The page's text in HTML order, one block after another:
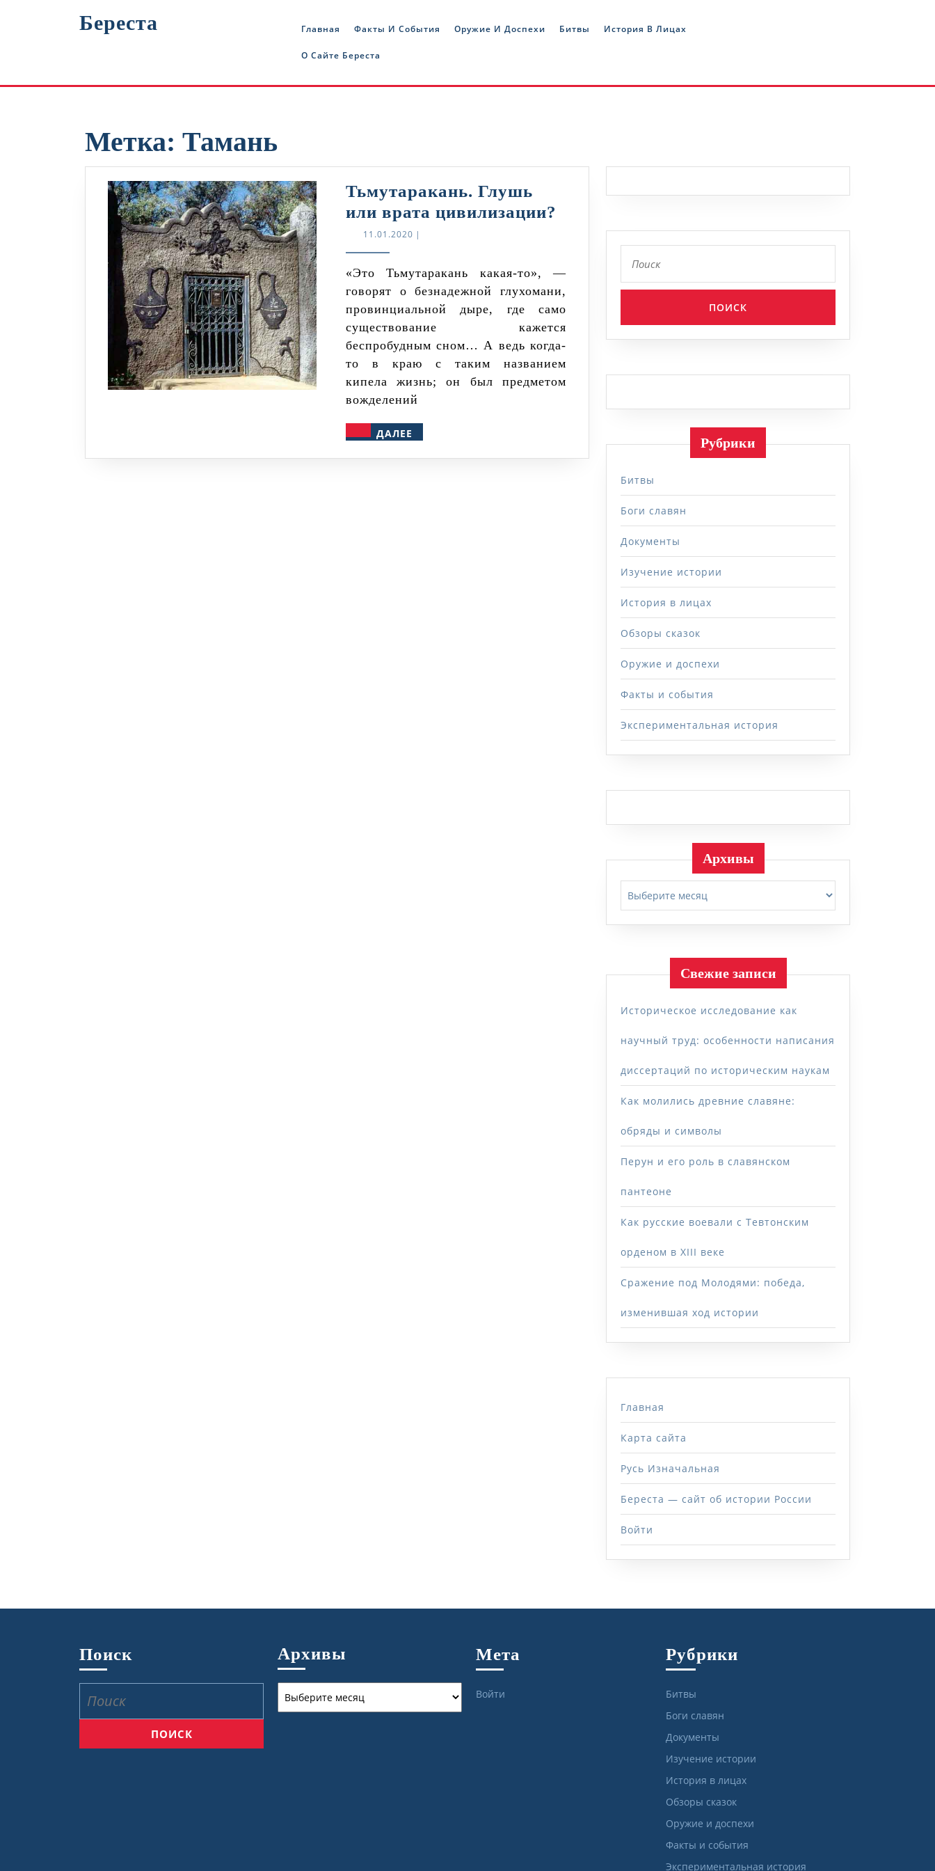
Береста Главная Факты И События Оружие И Доспехи Битвы История В Лицах
О Сайте Береста
Метка: Тамань
Тьмутаракань. Глушь
или врата цивилизации?
Глушь
врата
цивилизации?
11.01.202011.01.2020
|
«Это Тьмутаракань какая-то», —
говорят о безнадежной глухомани,
провинциальной дыре, где само
существование кажется
беспробудным сном… А ведь когда-
то в краю с таким названием
кипела жизнь; он был предметом
вожделений
ДАЛЕЕ
Рубрики
Битвы
Боги славян
Документы
Изучение истории
История в лицах
Обзоры сказок
Оружие и доспехи
Факты и события
Экспериментальная история
Архивы
Свежие записи
Историческое исследование как
научный труд: особенности написания
диссертаций по историческим наукам
Как молились древние славяне:
обряды и символы
Перун и его роль в славянском
пантеоне
Как русские воевали с Тевтонским
орденом в XIII веке
Сражение под Молодями: победа,
изменившая ход истории
Главная
Карта сайта
Русь Изначальная
Береста — сайт об истории России
Войти
Поиск Архивы Мета
Войти
Рубрики
Битвы
Боги славян
Документы
Изучение истории
История в лицах
Обзоры сказок
Оружие и доспехи
Факты и события
Экспериментальная история